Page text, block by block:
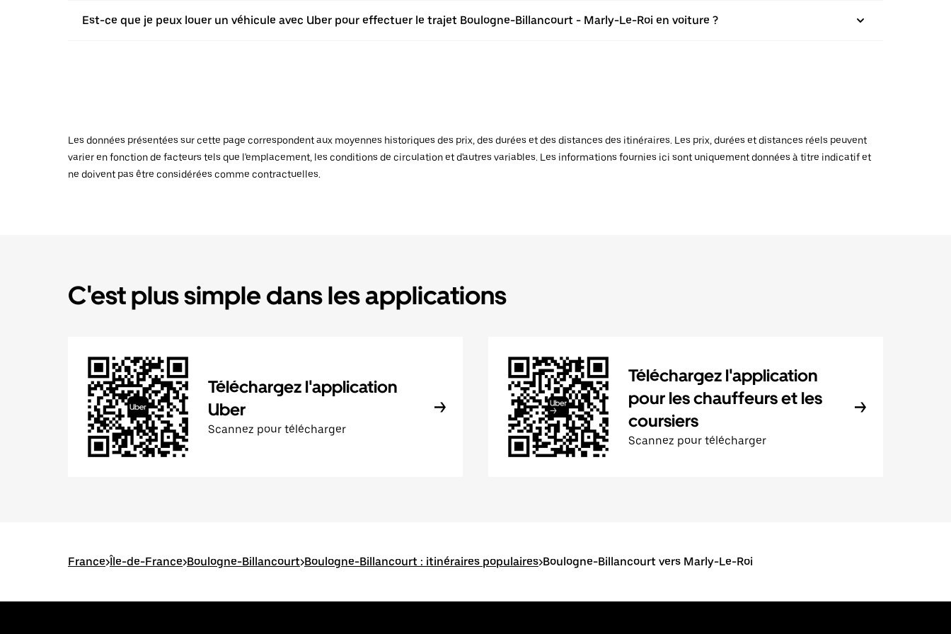
Est-ce que je peux louer un véhicule avec Uber pour effectuer le trajet Boulogne-Billancourt - Marly-Le-Roi en voiture ?
Les données présentées sur cette page correspondent aux moyennes historiques des prix, des durées et des distances des itinéraires. Les prix, durées et distances réels peuvent
varier en fonction de facteurs tels que l'emplacement, les conditions de circulation et d'autres variables. Les informations fournies ici sont uniquement données à titre indicatif et
ne doivent pas être considérées comme contractuelles.
C'est plus simple dans les applications
Téléchargez l'application
Uber
Scannez pour télécharger
Téléchargez l'application
pour les chauffeurs et les
coursiers
Scannez pour télécharger
France>Île-de-France>Boulogne-Billancourt>Boulogne-Billancourt : itinéraires populaires>Boulogne-Billancourt vers Marly-Le-Roi